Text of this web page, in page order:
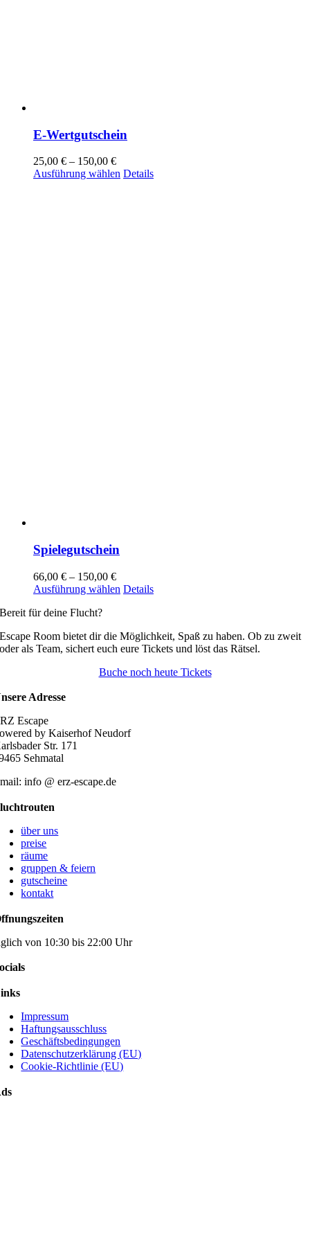
E-Wertgutschein
25,00 € – 150,00 €
Ausführung wählen Dieses
Details
Spielegutschein
66,00 € – 150,00 €
Ausführung wählen Dieses
Varianten
auf.
Optionen
gewählt
Details
Bereit für deine Flucht?
Escape Room bietet dir die Möglichkeit, Spaß zu haben. Ob zu zweit
oder als Team, sichert euch eure Tickets und löst das Rätsel.
Buche noch heute Tickets
Adresse
Escape
by Kaiserhof Neudorf
Str. 171
Sehmatal
info @ erz-escape.de
über uns
preise
räume
gruppen & feiern
gutscheine
kontakt
von 10:30 bis 22:00 Uhr
Impressum
Haftungsausschluss
Geschäftsbedingungen
Datenschutzerklärung (EU)
Cookie-Richtlinie (EU)